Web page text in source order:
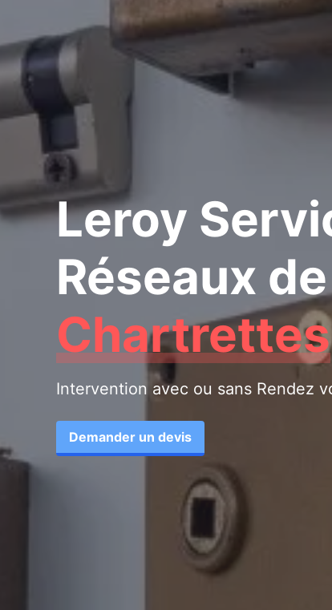
Leroy
Réseaux
Chartrettes
Intervention avec ou sans Rendez
Demander un devis